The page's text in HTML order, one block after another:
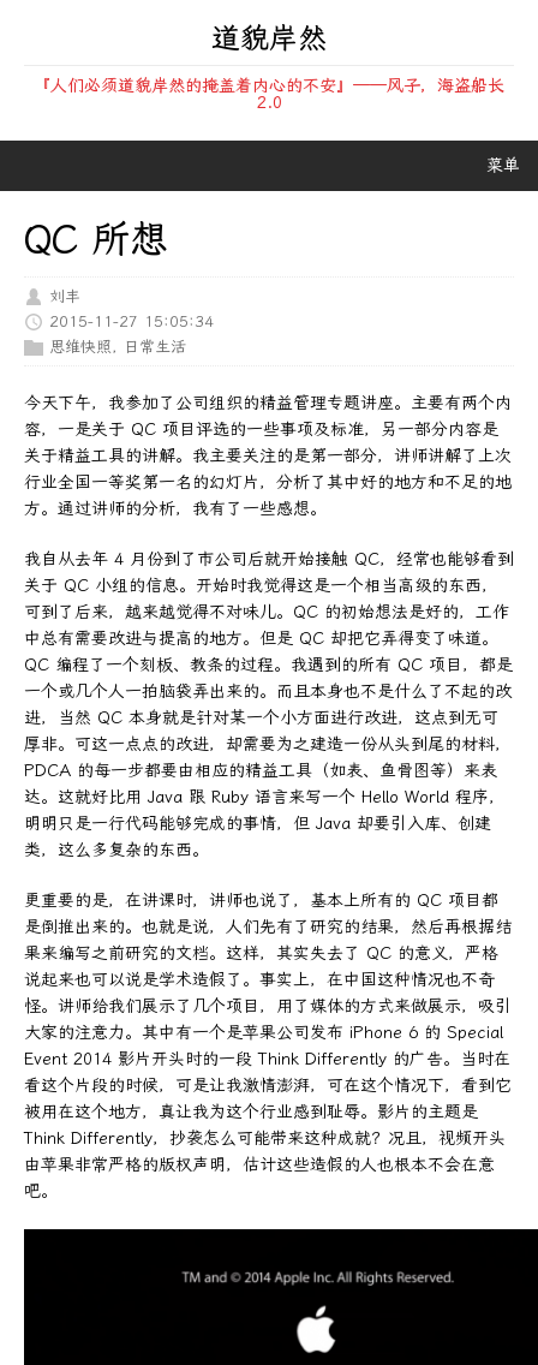
道貌岸然
『人们必须道貌岸然的掩盖着内心的不安』——风子，海盗船长
2.0
菜单
QC 所想
刘丰
2015-11-27 15:05:34
思维快照 , 日常生活
今天下午，我参加了公司组织的精益管理专题讲座。主要有两个内
容，一是关于 QC 项目评选的一些事项及标准，另一部分内容是
关于精益工具的讲解。我主要关注的是第一部分，讲师讲解了上次
行业全国一等奖第一名的幻灯片，分析了其中好的地方和不足的地
方。通过讲师的分析，我有了一些感想。
我自从去年 4 月份到了市公司后就开始接触 QC，经常也能够看到
关于 QC 小组的信息。开始时我觉得这是一个相当高级的东西，
可到了后来，越来越觉得不对味儿。QC 的初始想法是好的，工作
中总有需要改进与提高的地方。但是 QC 却把它弄得变了味道。
QC 编程了一个刻板、教条的过程。我遇到的所有 QC 项目，都是
一个或几个人一拍脑袋弄出来的。而且本身也不是什么了不起的改
进，当然 QC 本身就是针对某一个小方面进行改进，这点到无可
厚非。可这一点点的改进，却需要为之建造一份从头到尾的材料，
PDCA 的每一步都要由相应的精益工具（如表、鱼骨图等）来表
达。这就好比用 Java 跟 Ruby 语言来写一个 Hello World 程序，
明明只是一行代码能够完成的事情，但 Java 却要引入库、创建
类，这么多复杂的东西。
更重要的是，在讲课时，讲师也说了，基本上所有的 QC 项目都
是倒推出来的。也就是说，人们先有了研究的结果，然后再根据结
果来编写之前研究的文档。这样，其实失去了 QC 的意义，严格
说起来也可以说是学术造假了。事实上，在中国这种情况也不奇
怪。讲师给我们展示了几个项目，用了媒体的方式来做展示，吸引
大家的注意力。其中有一个是苹果公司发布 iPhone 6 的 Special
Event 2014 影片开头时的一段 Think Differently 的广告。当时在
看这个片段的时候，可是让我激情澎湃，可在这个情况下，看到它
被用在这个地方，真让我为这个行业感到耻辱。影片的主题是
Think Differently，抄袭怎么可能带来这种成就？况且，视频开头
由苹果非常严格的版权声明，估计这些造假的人也根本不会在意
吧。